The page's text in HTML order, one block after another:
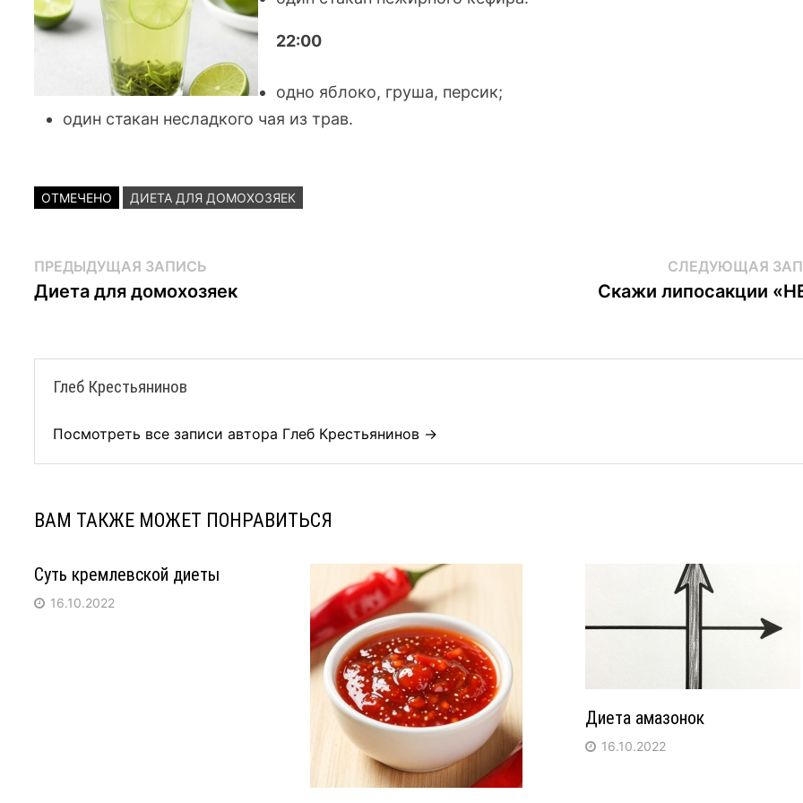
22:00
одно яблоко, груша, персик;
один стакан несладкого чая из трав.
ОТМЕЧЕНО ДИЕТА ДЛЯ ДОМОХОЗЯЕК
Навигация
по
ПРЕДЫДУЩАЯ ЗАПИСЬ
запись:
Диета для домохозяек
СЛЕДУЮЩАЯ
Скажи липосакции
Глеб Крестьянинов
Посмотреть все записи автора Глеб Крестьянинов →
ВАМ ТАКЖЕ МОЖЕТ ПОНРАВИТЬСЯ
Суть кремлевской диеты
16.10.2022
Диета амазонок
16.10.2022